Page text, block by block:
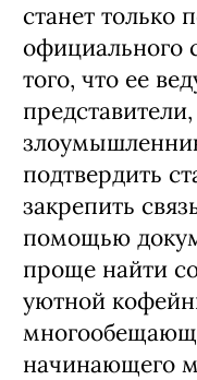
станет только
официального
того, что ее
подтвердить
закрепить
помощью
проще найти
уютной
начинающего